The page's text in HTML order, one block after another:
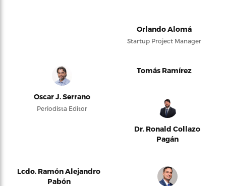
Orlando Alomá
Startup Project Manager
Oscar J. Serrano
Periodista Editor
Tomás Ramírez
Dr. Ronald Collazo
Pagán
Lcdo. Ramón Alejandro
Pabón